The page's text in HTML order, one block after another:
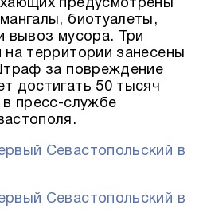
предусмотрены
биотуалеты,
вывоз мусора. Три
на территории занесены
за повреждение
достигать 50 тысяч
в пресс-службе
Севастопольский в
Севастопольский в